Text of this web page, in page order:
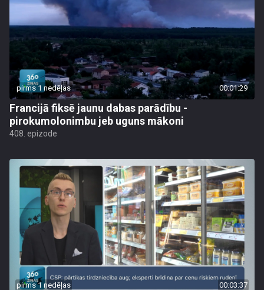
pirms 1 nedēļas 00:01:29
Francijā fiksē jaunu dabas parādību -
pirokumolonimbu jeb uguns mākoni
408. epizode
pirms 1 nedēļas 00:03:37